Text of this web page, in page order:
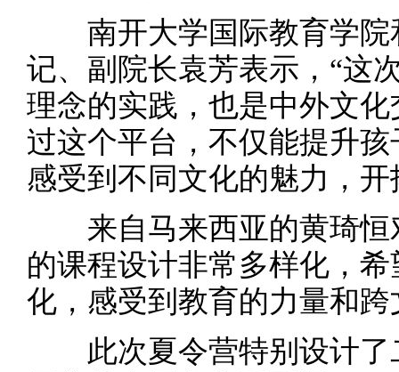
南开大学国际教育学院
记、副院长袁芳表示，“这
理念的实践，也是中外文
过这个平台，不仅能提升
感受到不同文化的魅力，
来自马来西亚的黄琦恒
的课程设计非常多样化，
化，感受到教育的力量和
此次夏令营特别设计了